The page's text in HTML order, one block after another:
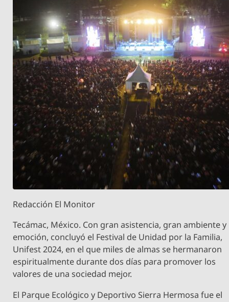
Redacción El Monitor
Tecámac, México. Con gran asistencia, gran ambiente y
emoción, concluyó el Festival de Unidad por la Familia,
Unifest 2024, en el que miles de almas se hermanaron
espiritualmente durante dos días para promover los
valores de una sociedad mejor.
El Parque Ecológico y Deportivo Sierra Hermosa fue el